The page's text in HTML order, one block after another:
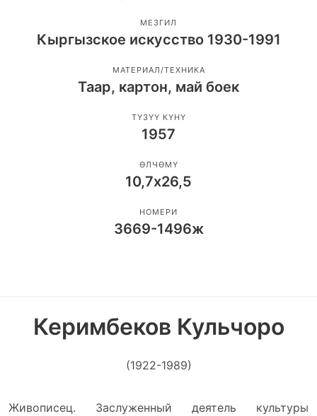
МЕЗГИЛ
Кыргызское искусство 1930-1991
МАТЕРИАЛ/ТЕХНИКА
Таар, картон, май боек
ТҮЗҮҮ КҮНҮ
1957
ӨЛЧӨМҮ
10,7х26,5
НОМЕРИ
3669-1496ж
Керимбеков Кульчоро
(1922-1989)
Живописец. Заслуженный деятель культуры